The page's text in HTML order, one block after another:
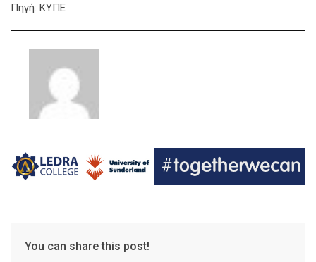
Πηγή: ΚΥΠΕ
You can share this post!